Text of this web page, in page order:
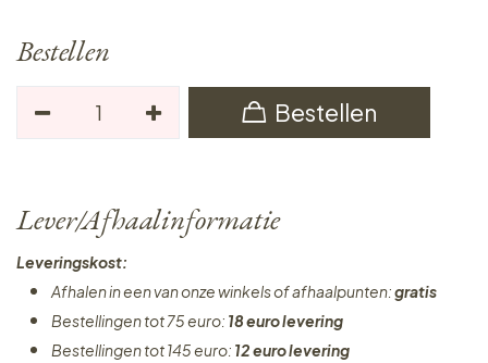
Bestellen
Bestellen
Lever/Afhaalinformatie
Leveringskost:
Afhalen in een van onze winkels of afhaalpunten:gratis
Bestellingen tot 75 euro: 18 euro levering
Bestellingen tot 145 euro: 12 euro levering